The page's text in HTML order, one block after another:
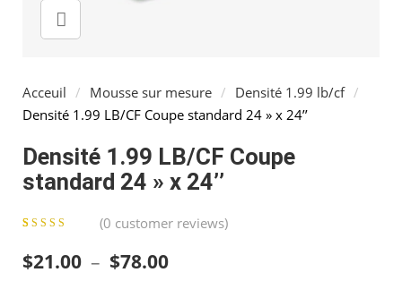
Acceuil / Mousse sur mesure / Densité 1.99 lb/cf /
Densité 1.99 LB/CF Coupe standard 24 » x 24’’
Densité 1.99 LB/CF Coupe
standard 24 » x 24’’
based on
(0 customer reviews)
$21.00 – $78.00Plage de prix : $21.00 à